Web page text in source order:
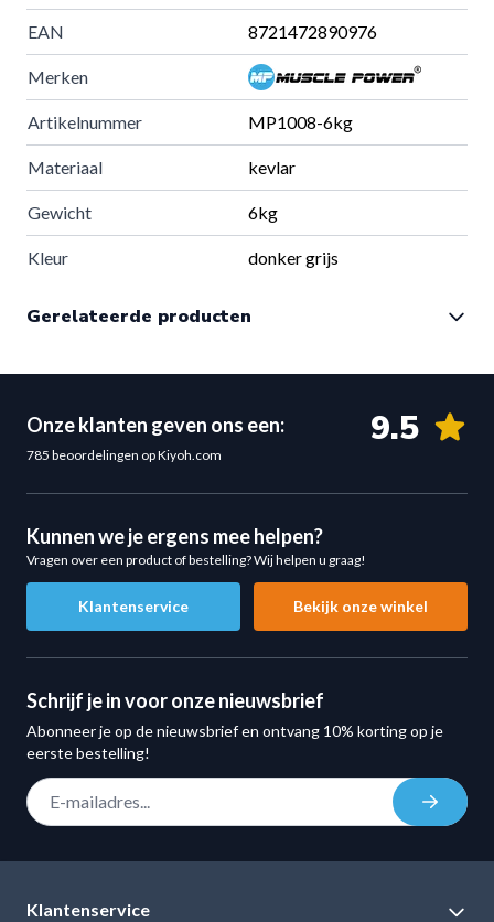
EAN 8721472890976
Merken
Artikelnummer MP1008-6kg
Materiaal kevlar
Gewicht 6kg
Kleur donker grijs
Gerelateerde producten
Onze klanten geven ons een:
785 beoordelingen op Kiyoh.com
9.5
Kunnen we je ergens mee helpen?
Vragen over een product of bestelling? Wij helpen u graag!
Klantenservice Bekijk onze winkel
Schrijf je in voor onze nieuwsbrief
Abonneer je op de nieuwsbrief en ontvang 10% korting op je
eerste bestelling!
Klantenservice